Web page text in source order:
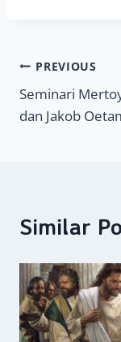
Navigasi
pos
PREVIOUS
Seminari
dan Jakob
Similar